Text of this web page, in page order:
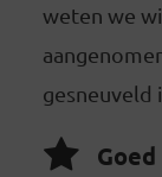
weten we
gesneuveld